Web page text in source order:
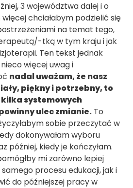
3 województwa dalej i o
chciałabym podzielić się
na temat tego,
tką w tym kraju i jak
Ten tekst jednak
więcej uwag i
nadal uważam, że nasz
piękny i potrzebny, to
systemowych
ulec zmianie. To
sobie przeczytać w
dokonywałam wyboru
później, kiedy je kończyłam.
mi zarówno lepiej
procesu edukacji, jak i
do późniejszej pracy w